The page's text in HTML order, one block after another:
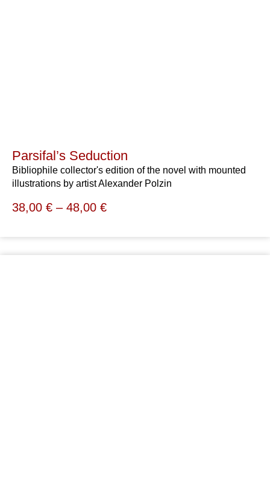
Parsifal’s Seduction
Bibliophile collector's edition of the novel with mounted
illustrations by artist Alexander Polzin
38,00 € – 48,00 €